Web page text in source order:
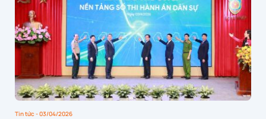
Tin tức- 03/04/2026